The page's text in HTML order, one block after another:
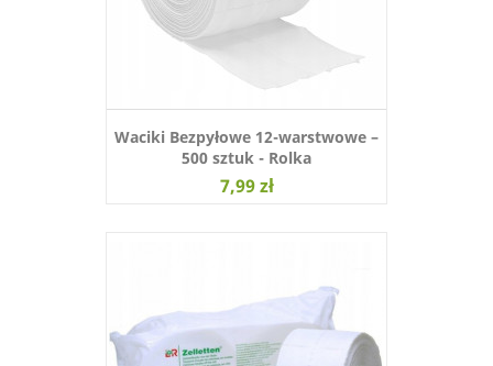
Waciki Bezpyłowe 12-warstwowe –
500 sztuk - Rolka
7,99 zł